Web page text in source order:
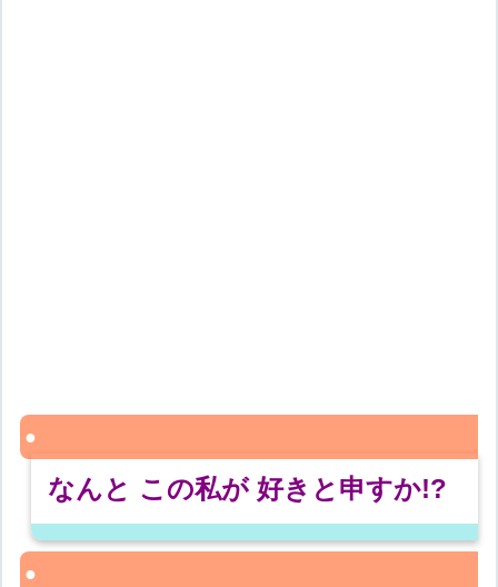
なんと この私が 好きと申すか!?